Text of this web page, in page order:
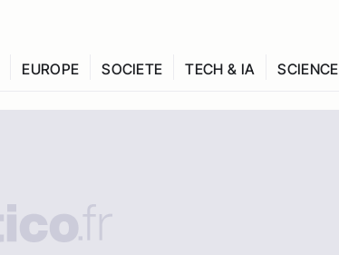
EUROPE SOCIETE TECH & IA SCIENCE